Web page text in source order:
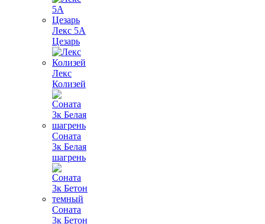
Лекс 5А
Цезарь
Лекс
Колизей
Соната
3к Белая
шагрень
Соната
3к Бетон